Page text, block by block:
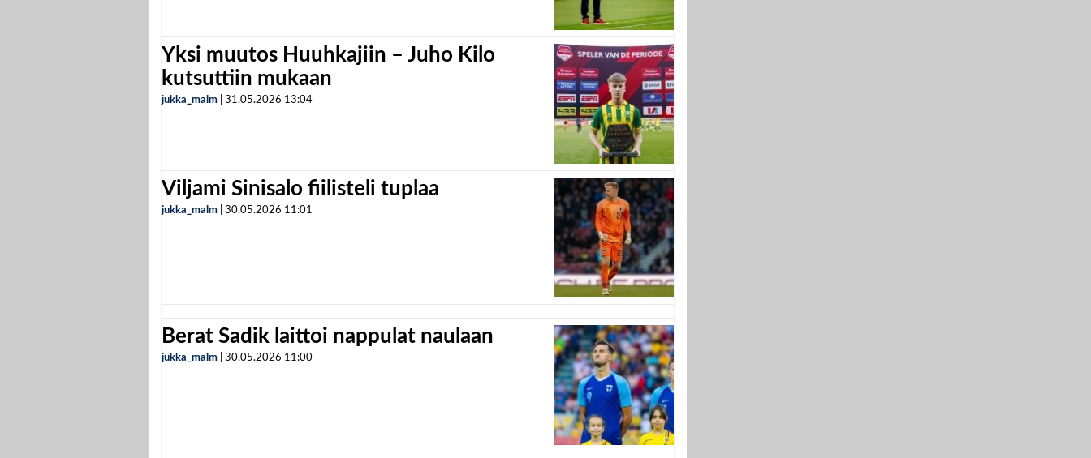
Yksi muutos Huuhkajiin – Juho Kilo
kutsuttiin mukaan
jukka_malm 31.05.2026 13:04
Viljami Sinisalo fiilisteli tuplaa
jukka_malm 30.05.2026 11:01
Berat Sadik laittoi nappulat naulaan
jukka_malm 30.05.2026 11:00